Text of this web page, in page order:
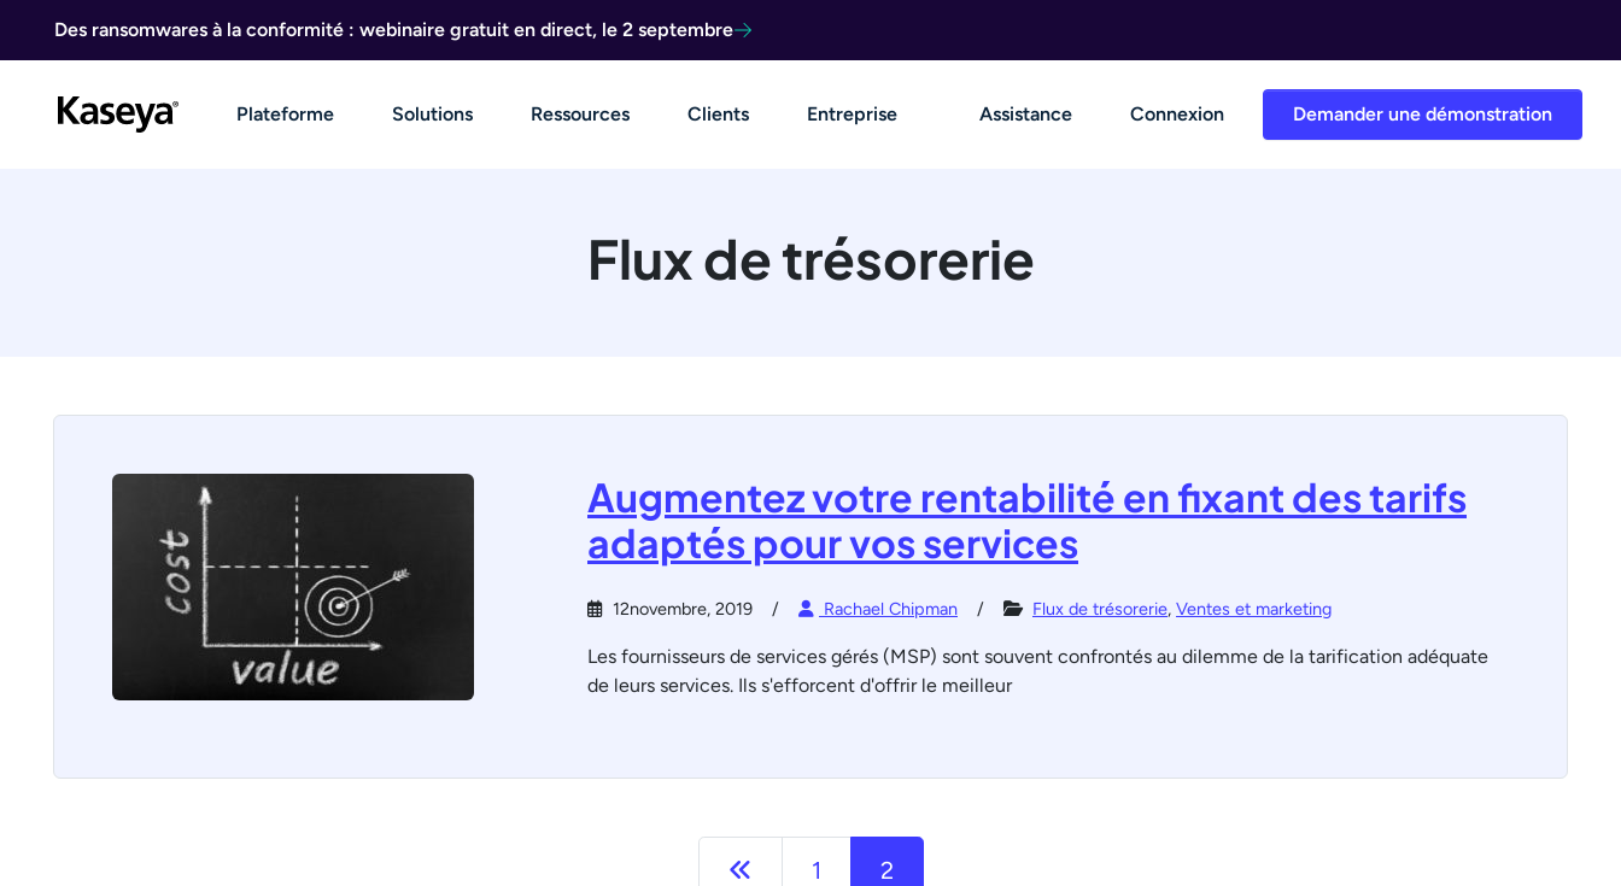
Des ransomwares à la conformité : webinaire gratuit en direct, le 2 septembre
Demander une démonstration
Plateforme Solutions Ressources Clients Entreprise Assistance Connexion
Flux de trésorerie
Augmentez votre rentabilité en fixant des tarifs
adaptés pour vos services
12novembre, 2019 Rachael Chipman Flux de trésorerie, Ventes et marketing
Les fournisseurs de services gérés (MSP) sont souvent confrontés au dilemme de la tarification adéquate
de leurs services. Ils s'efforcent d'offrir le meilleur
Précédent
1 2